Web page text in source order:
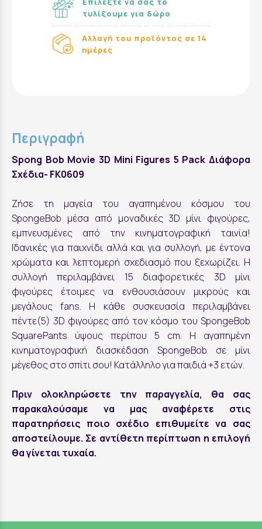
τυλίξουμε για δώρο
Αλλαγή του προϊόντος σε 14
ημέρες
Περιγραφή
Spong Bob Movie 3D Mini Figures 5 Pack Διάφορα
Σχέδια- FK0609
Ζήσε τη μαγεία του αγαπημένου κόσμου του
SpongeBob μέσα από μοναδικές 3D μίνι φιγούρες,
εμπνευσμένες από την κινηματογραφική ταινία!
Ιδανικές για παιχνίδι αλλά και για συλλογή, με έντονα
χρώματα και λεπτομερή σχεδιασμό που ξεχωρίζει. Η
συλλογή περιλαμβάνει 15 διαφορετικές 3D μίνι
φιγούρες έτοιμες να ενθουσιάσουν μικρούς και
μεγάλους fans. H κάθε συσκευασία περιλαμβάνει
πέντε(5) 3D φιγούρες από τον κόσμο του SpongeBob
SquarePants ύψους περίπου 5 cm. Η αγαπημένη
κινηματογραφική διασκέδαση SpongeBob σε μίνι
μέγεθος στο σπίτι σου! Κατάλληλο για παιδιά +3 ετών.
Πριν ολοκληρώσετε την παραγγελία, θα σας
παρακαλούσαμε να μας αναφέρετε στις
παρατηρήσεις ποιο σχέδιο επιθυμείτε να σας
αποστείλουμε. Σε αντίθετη περίπτωση η επιλογή
θα γίνεται τυχαία.